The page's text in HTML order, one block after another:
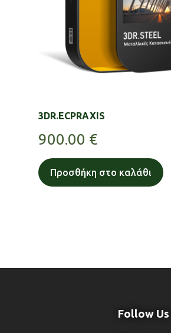
3DR.ECPRAXIS
900.00 €
Προσθήκη στο καλάθι
Follow Us